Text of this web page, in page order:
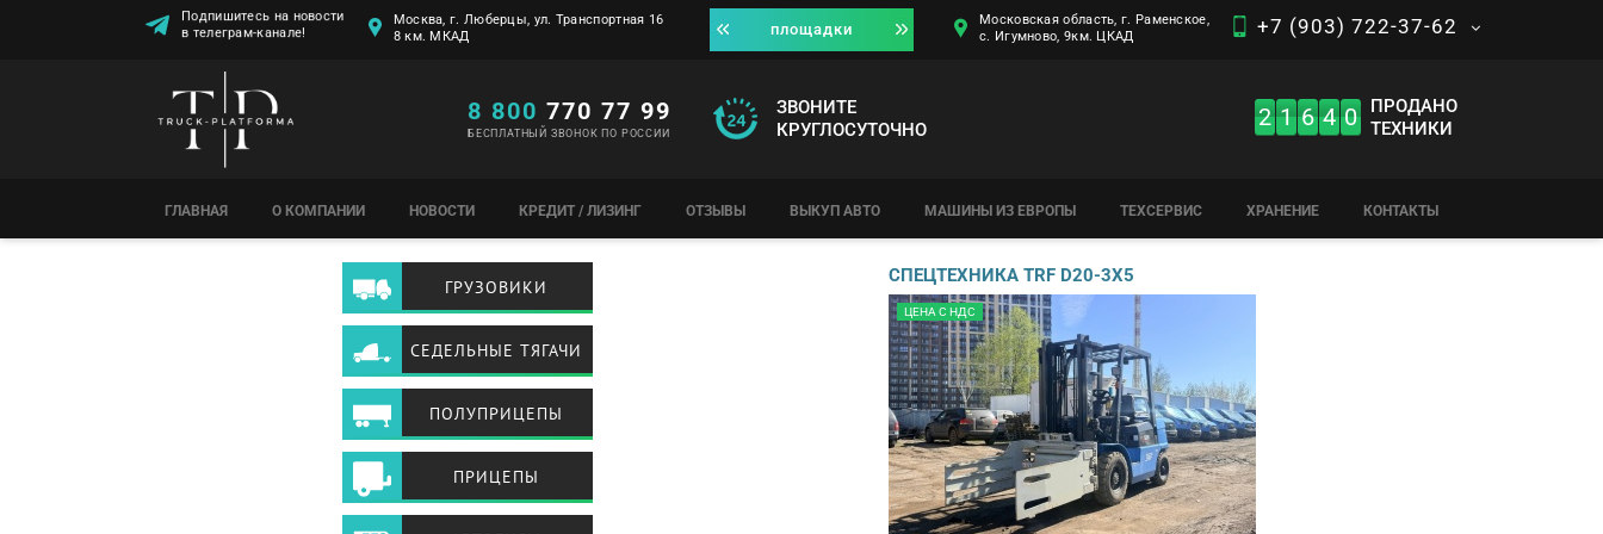
Подпишитесь на новости
в телеграм-канале!
Москва, г. Люберцы, ул. Транспортная 16
8 км. МКАД
площадки
Московская область, г. Раменское,
с. Игумново, 9км. ЦКАД
+7 (903) 722-37-62
8 800 770 77 99
БЕСПЛАТНЫЙ ЗВОНОК ПО РОССИИ
ЗВОНИТЕ
КРУГЛОСУТОЧНО
2 1 6 4 0
ПРОДАНО
ТЕХНИКИ
ГЛАВНАЯ О КОМПАНИИ НОВОСТИ КРЕДИТ / ЛИЗИНГ ОТЗЫВЫ ВЫКУП АВТО МАШИНЫ ИЗ ЕВРОПЫ ТЕХСЕРВИС ХРАНЕНИЕ КОНТАКТЫ
СПЕЦТЕХНИКА TRF D20-3X5
ЦЕНА С НДС
ГРУЗОВИКИ
СЕДЕЛЬНЫЕ ТЯГАЧИ
ПОЛУПРИЦЕПЫ
ПРИЦЕПЫ